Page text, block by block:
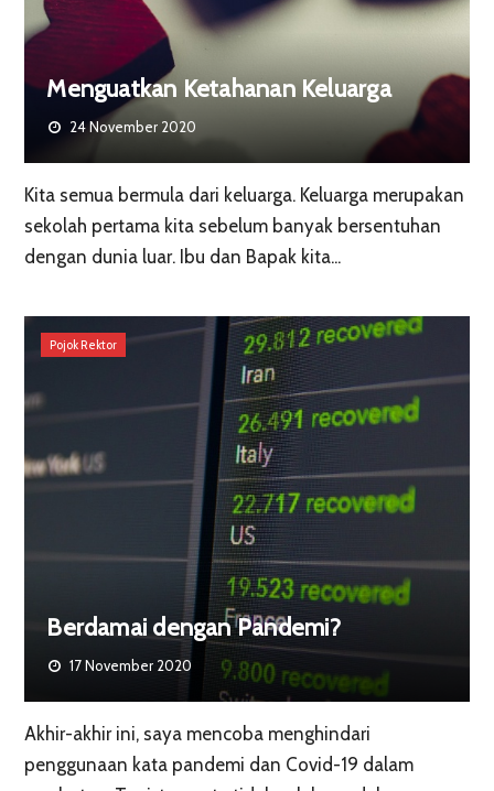
Menguatkan Ketahanan Keluarga
24 November 2020
Kita semua bermula dari keluarga. Keluarga merupakan
sekolah pertama kita sebelum banyak bersentuhan
dengan dunia luar. Ibu dan Bapak kita...
Pojok Rektor
Berdamai dengan Pandemi?
17 November 2020
Akhir-akhir ini, saya mencoba menghindari
penggunaan kata pandemi dan Covid-19 dalam